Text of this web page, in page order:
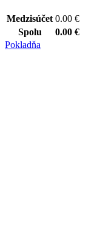
Medzisúčet 0.00 €
Spolu
0.00 €
Pokladňa